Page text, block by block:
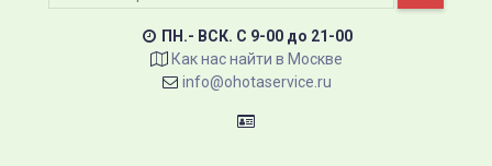
ПН.- ВСК. C 9-00 до 21-00
Как нас найти в Москве
info@ohotaservice.ru